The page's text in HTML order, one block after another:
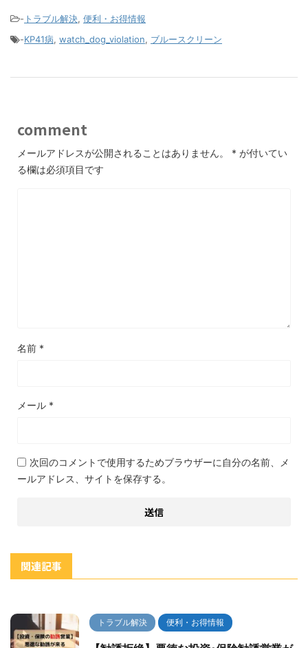
- トラブル解決, 便利・お得情報
-KP41病, watch_dog_violation, ブルースクリーン
comment
メールアドレスが公開されることはありません。 * が付いてい
る欄は必須項目です
名前 *
メール *
次回のコメントで使用するためブラウザーに自分の名前、メ
ールアドレス、サイトを保存する。
関連記事
トラブル解決 便利・お得情報